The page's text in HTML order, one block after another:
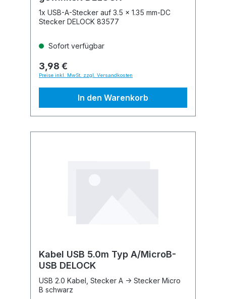
1x USB-A-Stecker auf 3.5 x 1.35 mm-DC
Stecker DELOCK 83577
Sofort verfügbar
3,98 €
Preise inkl. MwSt. zzgl. Versandkosten
In den Warenkorb
Kabel USB 5.0m Typ A/MicroB-
USB DELOCK
USB 2.0 Kabel, Stecker A -> Stecker Micro
B schwarz